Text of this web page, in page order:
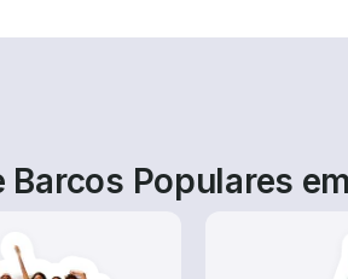
Barcos Populares